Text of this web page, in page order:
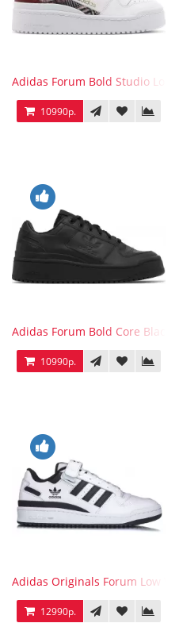
Adidas Forum Bold Studio
10990р.
Adidas Forum Bold Core Black
10990р.
Adidas Originals Forum Low
12990р.